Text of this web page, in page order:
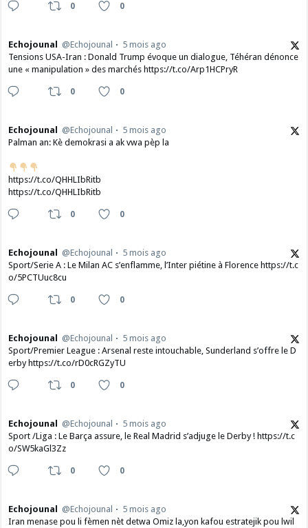
0 0
Echojounal @Echojounal
5 mois ago
Tensions USA-Iran : Donald Trump évoque un dialogue, Téhéran dénonce
une « manipulation » des marchés https://t.co/Arp1HCPryR
0 0
Echojounal @Echojounal
5 mois ago
Palman an: Kè demokrasi a ak vwa pèp la
https://t.co/QHHLIbRitb
https://t.co/QHHLIbRitb
0 0
Echojounal @Echojounal
5 mois ago
Sport/Serie A : Le Milan AC s’enflamme, l’Inter piétine à Florence https://t.c
o/5PCTUuc8cu
0 0
Echojounal @Echojounal
5 mois ago
Sport/Premier League : Arsenal reste intouchable, Sunderland s’offre le D
erby https://t.co/rD0cRGZyTU
0 0
Echojounal @Echojounal
5 mois ago
Sport /Liga : Le Barça assure, le Real Madrid s’adjuge le Derby ! https://t.c
o/SW5kaGl3Zz
0 0
Echojounal @Echojounal
5 mois ago
Iran menase pou li fèmen nèt detwa Omiz la,yon kafou estratejik pou lwil